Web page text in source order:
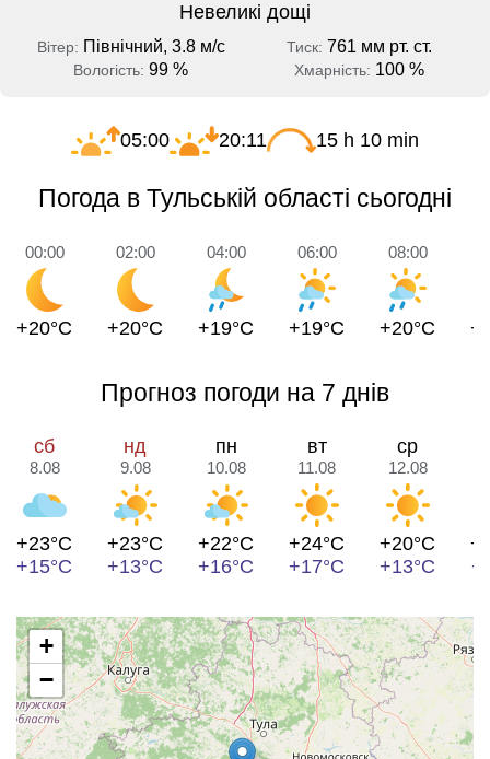
Невеликі дощі
Вітер: Північний, 3.8 м/с Тиск: 761 мм рт. ст.
Вологість: 99 % Хмарність: 100 %
05:00 20:11 15 h 10 min
Погода в Тульській області сьогодні
00:00
+20°C
02:00
+20°C
04:00
+19°C
06:00
+19°C
08:00
+20°C
Прогноз погоди на 7 днів
сб
8.08
+23°C
+15°C
нд
9.08
+23°C
+13°C
пн
10.08
+22°C
+16°C
вт
11.08
+24°C
+17°C
ср
12.08
+20°C
+13°C
+
−